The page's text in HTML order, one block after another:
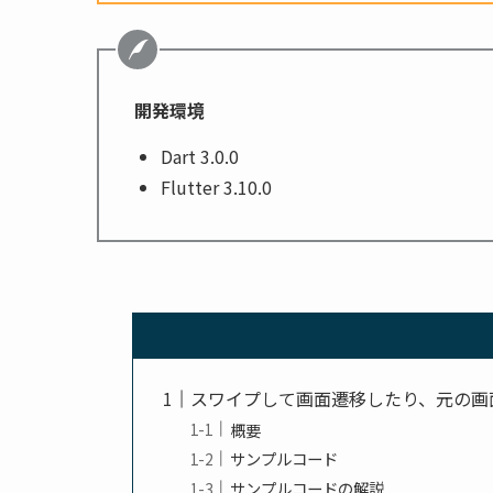
開発環境
Dart 3.0.0
Flutter 3.10.0
スワイプして画面遷移したり、元の
概要
サンプルコード
サンプルコードの解説